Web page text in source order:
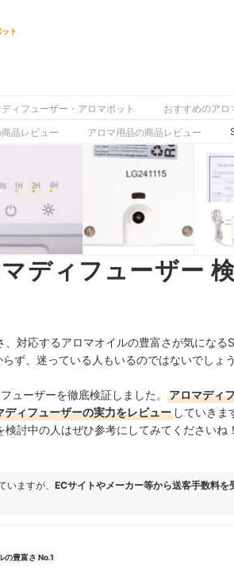
ト
ィフューザー・アロマポット おすすめのアロ
品レビュー アロマ用品の商品レビュー
ディフューザー
対応するアロマオイルの豊富さが気になる
ず、迷っている人もいるのではないでしょ
ューザーを徹底検証しました。
アロマディ
ィフューザーの実力をレビュー していきま
討中の人はぜひ参考にしてみてくださいね！
ますが、 ECサイトやメーカー等から送客手数料を
の豊富さ No.1